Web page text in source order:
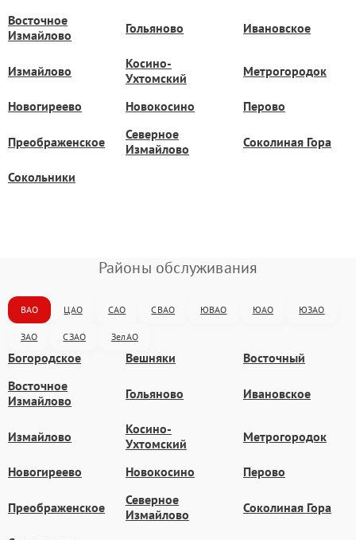
Восточное
Измайлово
Гольяново Ивановское
Измайлово
Косино-
Ухтомский
Метрогородок
Новогиреево Новокосино Перово
Преображенское
Северное
Измайлово
Соколиная Гора
Сокольники
Районы обслуживания
ВАО ЦАО САО СВАО ЮВАО ЮАО ЮЗАО
ЗАО СЗАО ЗелАО
Богородское Вешняки
Восточный
Восточное
Измайлово
Гольяново Ивановское
Измайлово
Косино-
Ухтомский
Метрогородок
Новогиреево Новокосино Перово
Преображенское
Северное
Измайлово
Соколиная Гора